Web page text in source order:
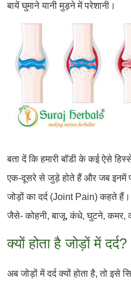
बायें घुमाने यानी मुड़ने में परेशानी।
बता दें कि हमारी बॉडी के कई ऐसे
एक-दूसरे से जुड़े होते हैं और जब इनमें
जोड़ों का दर्द (Joint Pain) कहते हैं।
जैसे- कोहनी, बाजू, कंधे, घुटने, कमर,
क्यों होता है जोड़ों में दर्द?
अब जोड़ों में दर्द क्यों होता है, तो इसे